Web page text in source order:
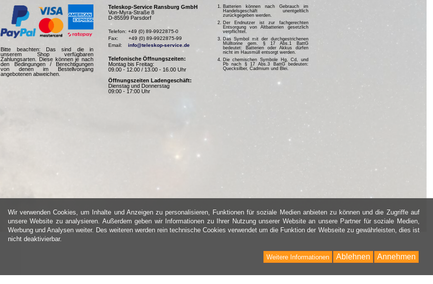
Bitte beachten: Das sind die in
unserem Shop verfügbaren
Zahlungsarten. Diese können je nach
den Bedingungen / Berechtigungen
von denen im Bestellvorgang
angebotenen abweichen.
Teleskop-Service Ransburg GmbH
Von-Myra-Straße 8
D-85599 Parsdorf
Telefon: +49 (0) 89-9922875-0
Fax:       +49 (0) 89-9922875-99
Email: info@teleskop-service.de
Telefonische Öffnungszeiten:
Montag bis Freitag:
09.00 - 12.00 / 13.00 - 16.00 Uhr
Öffnungszeiten Ladengeschäft:
Dienstag und Donnerstag
09:00 - 17:00 Uhr
Batterien können nach Gebrauch im
Handelsgeschäft unentgeltlich
zurückgegeben werden.
Der Endnutzer ist zur fachgerechten
Entsorgung von Altbatterien gesetzlich
verpflichtet.
Das Symbol mit der durchgestrichenen
Mülltonne gem. § 17 Abs.1 BattG
bedeutet: Batterien oder Akkus dürfen
nicht im Hausmüll entsorgt werden.
Die chemischen Symbole Hg, Cd, und
Pb nach § 17 Abs.3 BattG bedeuten:
Quecksilber, Cadmium und Blei.
Wir verwenden Cookies, um Inhalte und Anzeigen zu personalisieren, Funktionen für soziale Medien anbieten zu können und die Zugriffe auf
unsere Website zu analysieren. Außerdem geben wir Informationen zu Ihrer Nutzung unserer Website an unsere Partner für soziale Medien,
Werbung und Analysen weiter. Des weiteren werden rein technische Cookies verwendet um die Funktion der Webseite zu gewährleisten, dies ist
nicht deaktivierbar.
Annehmen
Ablehnen
Weitere Informationen